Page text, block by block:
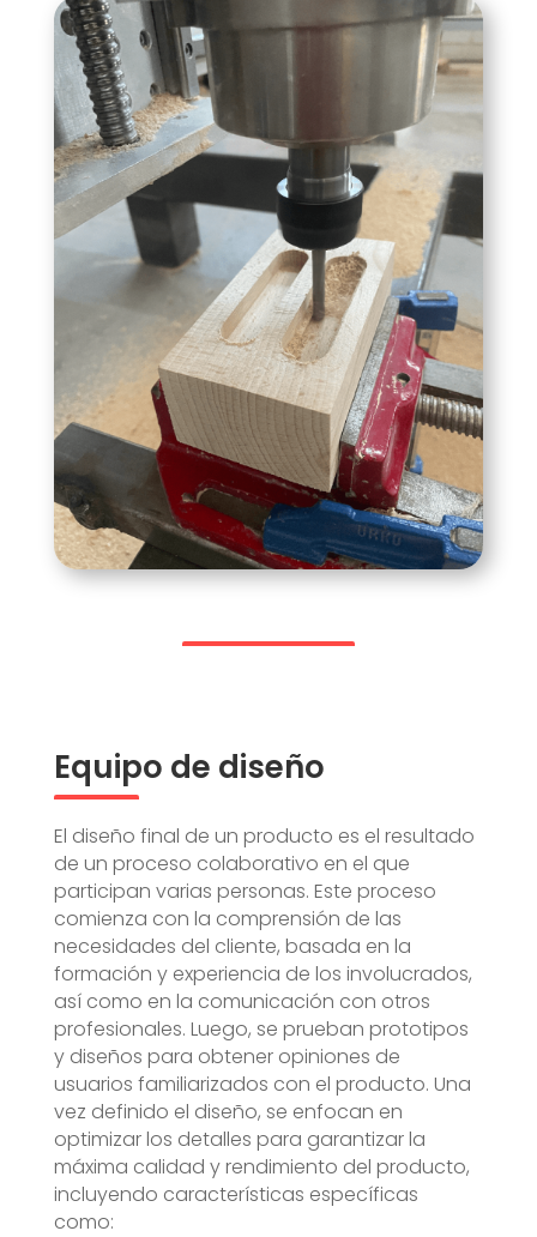
Equipo de diseño
El diseño final de un producto es el resultado
de un proceso colaborativo en el que
participan varias personas. Este proceso
comienza con la comprensión de las
necesidades del cliente, basada en la
formación y experiencia de los involucrados,
así como en la comunicación con otros
profesionales. Luego, se prueban prototipos
y diseños para obtener opiniones de
usuarios familiarizados con el producto. Una
vez definido el diseño, se enfocan en
optimizar los detalles para garantizar la
máxima calidad y rendimiento del producto,
incluyendo características específicas
como: